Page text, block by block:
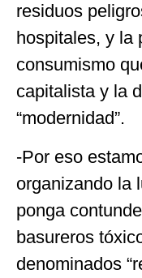
residuos
hospitales, y la
consumismo
capitalista y la
“modernidad”.
-Por eso
organizando la
ponga
basureros
denominados